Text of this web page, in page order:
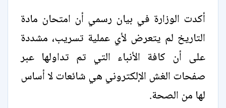
أكدت الوزارة في بيان رسمي أن امتحان مادة
التاريخ لم يتعرض لأي عملية تسريب، مشددة
على أن كافة الأنباء التي تم تداولها عبر
صفحات الغش الإلكتروني هي شائعات لا أساس
لها من الصحة.